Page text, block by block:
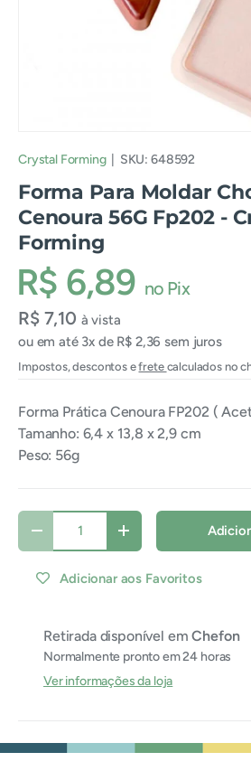
Crystal Forming| SKU: 648592
Forma Para Moldar
Cenoura 56G Fp202 -
Forming
R$ 6,89 no Pix
R$ 7,10 à vista
ou em até 3x de R$ 2,36 sem juros
Impostos, descontos efrete calculados no
Forma Prática Cenoura FP202 (
Tamanho: 6,4 x 13,8 x 2,9 cm
Peso: 56g
Qtde
Diminuir quantidadeAumentar
Adicionar aos Favoritos
Retirada disponível emChefon
Normalmente pronto em 24 horas
Ver informações da loja